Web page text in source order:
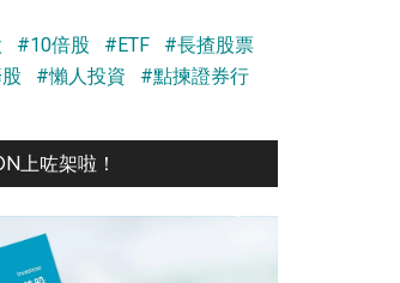
#10倍股 #ETF
#長揸股票
#懶人投資 #點揀證券行
上咗架啦！